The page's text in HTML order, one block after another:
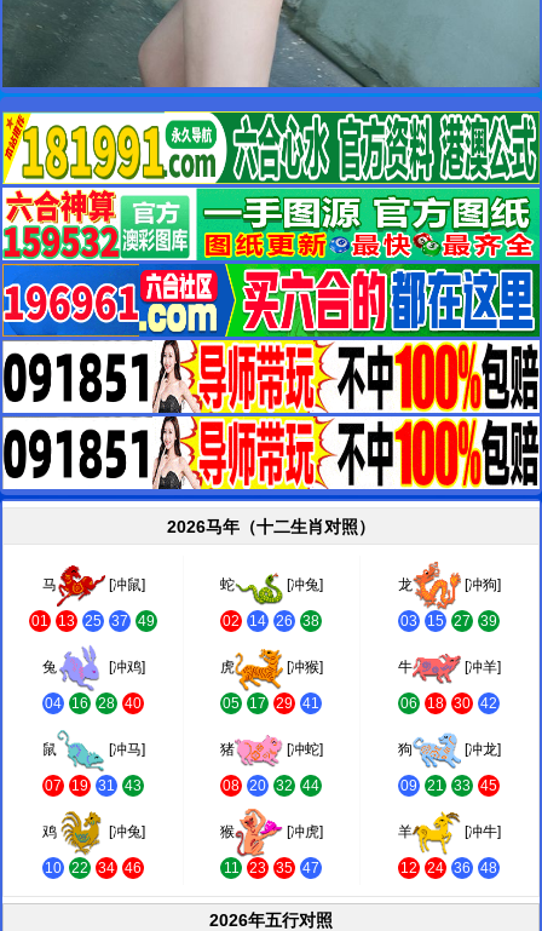
2026马年（十二生肖对照）
马 [冲鼠]
01 13 25 37 49
蛇 [冲兔]
02 14 26 38
龙 [冲狗]
03 15 27 39
兔 [冲鸡]
04 16 28 40
虎 [冲猴]
05 17 29 41
牛 [冲羊]
06 18 30 42
鼠 [冲马]
07 19 31 43
猪 [冲蛇]
08 20 32 44
狗 [冲龙]
09 21 33 45
鸡 [冲兔]
10 22 34 46
猴 [冲虎]
11 23 35 47
羊 [冲牛]
12 24 36 48
2026年五行对照